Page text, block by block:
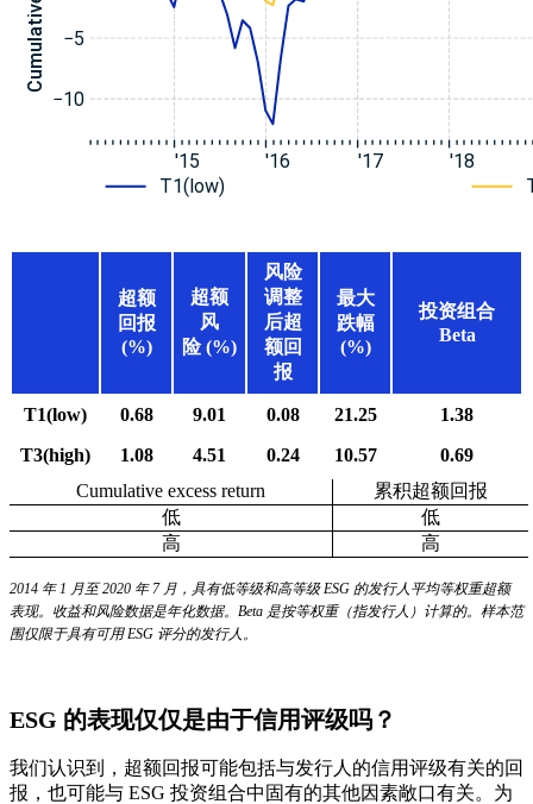
超额
回报
(%)
超额
风
险 (%)
风险
调整
后超
额回
报
最大
跌幅
(%)
投资组合
Beta
T1(low) 0.68 9.01 0.08 21.25
1.38
T3(high)
1.08 4.51 0.24 10.57
0.69
Cumulative excess return
累积超额回报
低
低
高
高
2014 年 1 月至 2020 年 7 月，具有低等级和高等级 ESG 的发行人平均等权重超额
表现。收益和风险数据是年化数据。Beta 是按等权重（指发行人）计算的。样本范
围仅限于具有可用 ESG 评分的发行人。
ESG 的表现仅仅是由于信用评级吗？
我们认识到，超额回报可能包括与发行人的信用评级有关的回
报，也可能与 ESG 投资组合中固有的其他因素敞口有关。为